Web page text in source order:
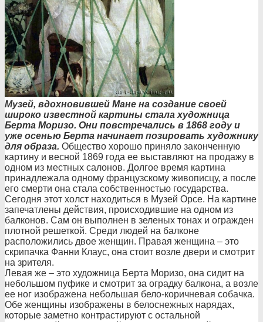
Музей, вдохновившей Мане на создание своей
широко известной картины стала художница
Берта Моризо. Они повстречались в 1868 году и
уже осенью Берта начинает позировать художнику
для образа. Общество хорошо приняло законченную
картину и весной 1869 года ее выставляют на продажу в
одном из местных салонов. Долгое время картина
принадлежала одному французскому живописцу, а после
его смерти она стала собственностью государства.
Сегодня этот холст находиться в Музей Орсе. На картине
запечатлены действия, происходившие на одном из
балконов. Сам он выполнен в зеленых тонах и огражден
плотной решеткой. Среди людей на балконе
расположились двое женщин. Правая женщина – это
скрипачка Фанни Клаус, она стоит возле двери и смотрит
на зрителя.
Левая же – это художница Берта Моризо, она сидит на
небольшом пуфике и смотрит за оградку балкона, а возле
ее ног изображена небольшая бело-коричневая собачка.
Обе женщины изображены в белоснежных нарядах,
которые заметно контрастируют с остальной